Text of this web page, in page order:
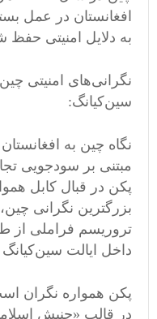
افغانستان در عمل
به دلایل امنیتی
نگرانی‌های امنیتی
سین‌کیانگ:
نگاه چین به
مبتنی بر سودجویی
پکن در قبال کابل
بزرگترین نگرانی
تروریسم فراملی از
داخل ایالت
پکن همواره نگران
در قالب «جنبش